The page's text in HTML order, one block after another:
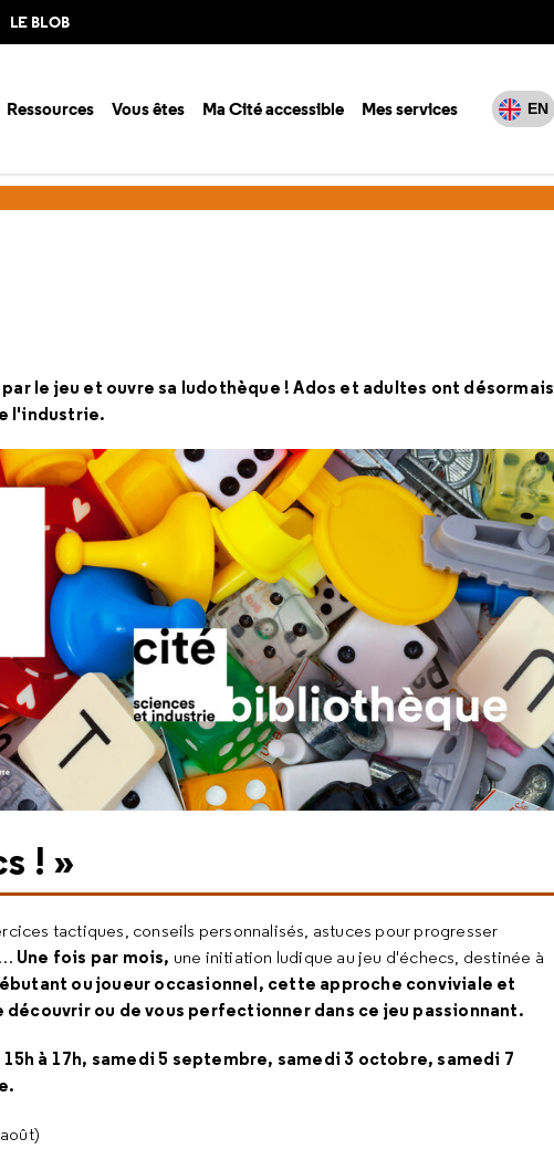
LE BLOB
Ressources Vous êtes Ma Cité accessible Mes services EN
le jeu et ouvre sa ludothèque ! Ados et adultes ont désormais
l'industrie.
! »
tactiques, conseils personnalisés, astuces pour progresser
Une fois par mois, une initiation ludique au jeu d'échecs, destinée à
ou joueur occasionnel, cette approche conviviale et
ou de vous perfectionner dans ce jeu passionnant.
15h à 17h, samedi 5 septembre, samedi 3 octobre, samedi 7